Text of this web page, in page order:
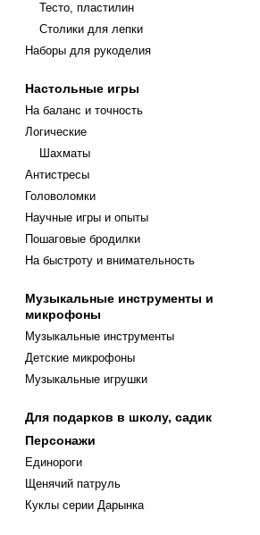
Тесто, пластилин
Столики для лепки
Наборы для рукоделия
Настольные игры
На баланс и точность
Логические
Шахматы
Антистресы
Головоломки
Научные игры и опыты
Пошаговые бродилки
На быстроту и внимательность
Музыкальные инструменты и
микрофоны
Музыкальные инструменты
Детские микрофоны
Музыкальные игрушки
Для подарков в школу, садик
Персонажи
Единороги
Щенячий патруль
Куклы серии Дарынка